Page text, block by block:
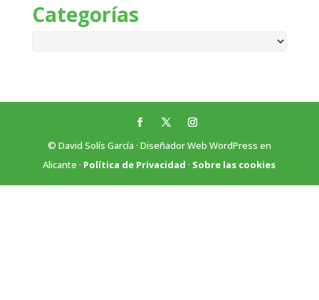
Categorías
© David Solís García · Diseñador Web WordPress en
Alicante · Política de Privacidad · Sobre las cookies